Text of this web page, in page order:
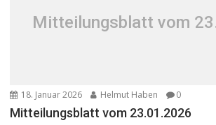
Mitteilungsblatt vom
18. Januar 2026 Helmut Haben 0
Mitteilungsblatt vom 23.01.2026